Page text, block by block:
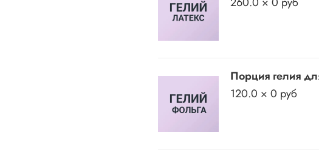
Порция гелия
120.0 × 0 руб